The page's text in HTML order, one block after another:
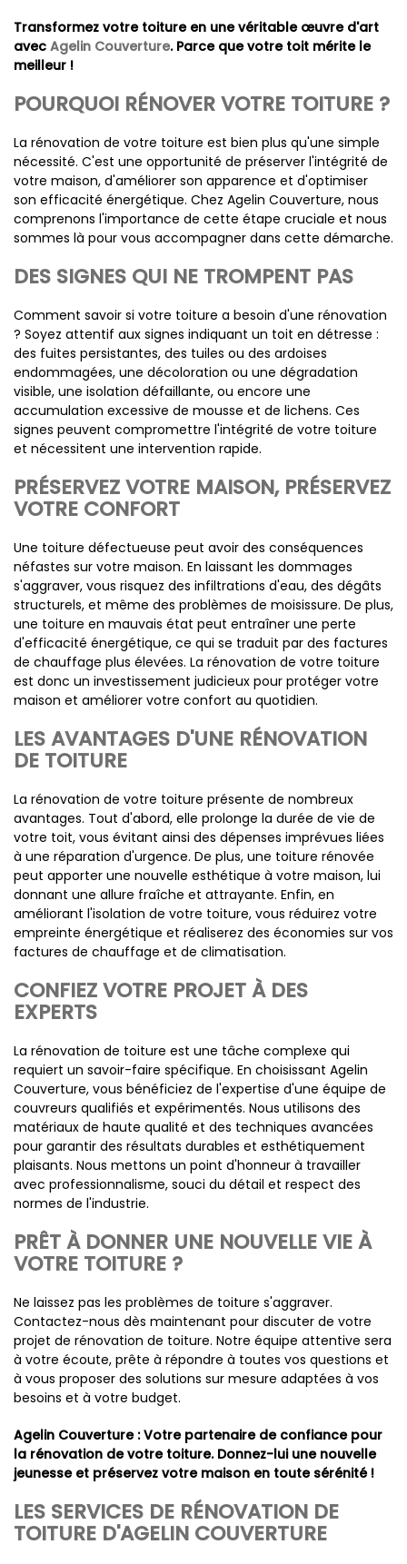
Transformez votre toiture en une véritable œuvre d'art
avec Agelin Couverture. Parce que votre toit mérite le
meilleur !
POURQUOI RÉNOVER VOTRE TOITURE ?
La rénovation de votre toiture est bien plus qu'une simple
nécessité. C'est une opportunité de préserver l'intégrité de
votre maison, d'améliorer son apparence et d'optimiser
son efficacité énergétique. Chez Agelin Couverture, nous
comprenons l'importance de cette étape cruciale et nous
sommes là pour vous accompagner dans cette démarche.
DES SIGNES QUI NE TROMPENT PAS
Comment savoir si votre toiture a besoin d'une rénovation
? Soyez attentif aux signes indiquant un toit en détresse :
des fuites persistantes, des tuiles ou des ardoises
endommagées, une décoloration ou une dégradation
visible, une isolation défaillante, ou encore une
accumulation excessive de mousse et de lichens. Ces
signes peuvent compromettre l'intégrité de votre toiture
et nécessitent une intervention rapide.
PRÉSERVEZ VOTRE MAISON, PRÉSERVEZ
VOTRE CONFORT
Une toiture défectueuse peut avoir des conséquences
néfastes sur votre maison. En laissant les dommages
s'aggraver, vous risquez des infiltrations d'eau, des dégâts
structurels, et même des problèmes de moisissure. De plus,
une toiture en mauvais état peut entraîner une perte
d'efficacité énergétique, ce qui se traduit par des factures
de chauffage plus élevées. La rénovation de votre toiture
est donc un investissement judicieux pour protéger votre
maison et améliorer votre confort au quotidien.
LES AVANTAGES D'UNE RÉNOVATION
DE TOITURE
La rénovation de votre toiture présente de nombreux
avantages. Tout d'abord, elle prolonge la durée de vie de
votre toit, vous évitant ainsi des dépenses imprévues liées
à une réparation d'urgence. De plus, une toiture rénovée
peut apporter une nouvelle esthétique à votre maison, lui
donnant une allure fraîche et attrayante. Enfin, en
améliorant l'isolation de votre toiture, vous réduirez votre
empreinte énergétique et réaliserez des économies sur vos
factures de chauffage et de climatisation.
CONFIEZ VOTRE PROJET À DES
EXPERTS
La rénovation de toiture est une tâche complexe qui
requiert un savoir-faire spécifique. En choisissant Agelin
Couverture, vous bénéficiez de l'expertise d'une équipe de
couvreurs qualifiés et expérimentés. Nous utilisons des
matériaux de haute qualité et des techniques avancées
pour garantir des résultats durables et esthétiquement
plaisants. Nous mettons un point d'honneur à travailler
avec professionnalisme, souci du détail et respect des
normes de l'industrie.
PRÊT À DONNER UNE NOUVELLE VIE À
VOTRE TOITURE ?
Ne laissez pas les problèmes de toiture s'aggraver.
Contactez-nous dès maintenant pour discuter de votre
projet de rénovation de toiture. Notre équipe attentive sera
à votre écoute, prête à répondre à toutes vos questions et
à vous proposer des solutions sur mesure adaptées à vos
besoins et à votre budget.
Agelin Couverture : Votre partenaire de confiance pour
la rénovation de votre toiture. Donnez-lui une nouvelle
jeunesse et préservez votre maison en toute sérénité !
LES SERVICES DE RÉNOVATION DE
TOITURE D'AGELIN COUVERTURE